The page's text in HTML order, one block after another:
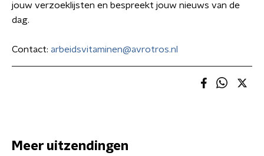
jouw verzoeklijsten en bespreekt jouw nieuws van de
dag.
Contact: arbeidsvitaminen@avrotros.nl
Meer uitzendingen